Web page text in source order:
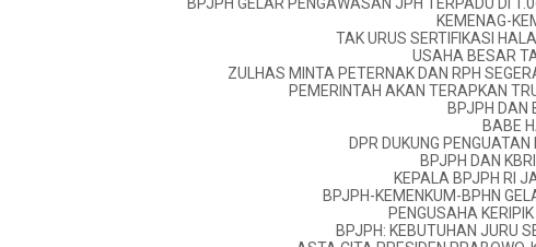
KEMENAG-
TAK URUS SERTIFIKASI
USAHA BESAR
ZULHAS MINTA PETERNAK DAN RPH
PEMERINTAH AKAN TERAPKAN
BPJPH DAN
BABE
DPR DUKUNG
BPJPH DAN
KEPALA BPJPH RI
BPJPH-KEMENKUM-BPHN
PENGUSAHA
BPJPH: KEBUTUHAN JURU